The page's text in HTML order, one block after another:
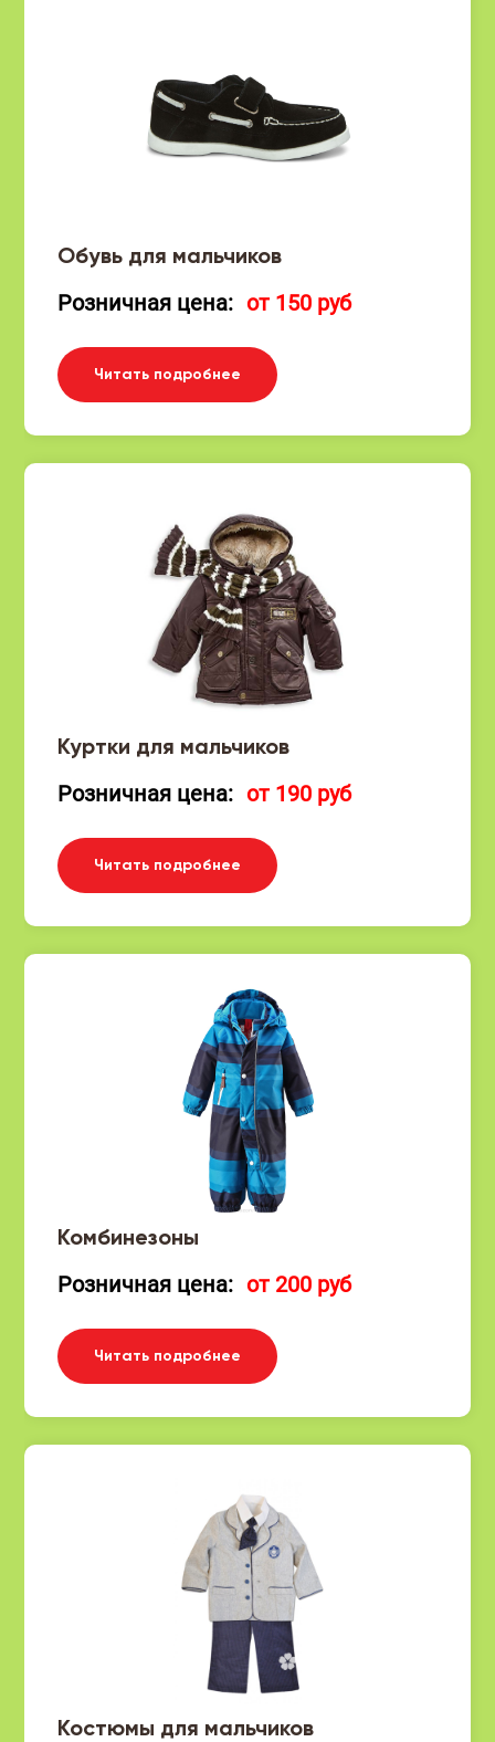
Обувь для мальчиков
Розничная цена: от 150 руб
Читать подробнее
Куртки для мальчиков
Розничная цена: от 190 руб
Читать подробнее
Комбинезоны
Розничная цена: от 200 руб
Читать подробнее
Костюмы для мальчиков